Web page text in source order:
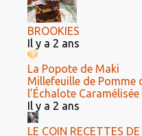
BROOKIES
Il y a 2 ans
La Popote de Maki
Millefeuille de Pomme
l’Échalote
Il y a 2 ans
LE COIN RECETTES